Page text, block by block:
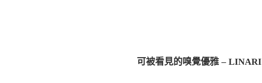
可被看見的嗅覺優雅 – LINARI